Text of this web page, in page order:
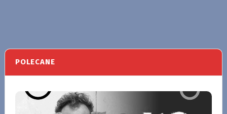
POLECANE